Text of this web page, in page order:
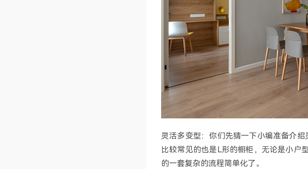
灵活多变型：你们先猜一下小编准备介
比较常见的也是L形的橱柜，无论是小户
的一套复杂的流程简单化了。